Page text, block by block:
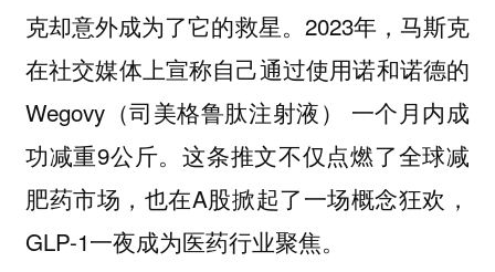
克却意外成为了它的救星。2023年，马斯克
在社交媒体上宣称自己通过使用诺和诺德的
Wegovy（司美格鲁肽注射液） 一个月内成
功减重9公斤。这条推文不仅点燃了全球减
肥药市场，也在A股掀起了一场概念狂欢，
GLP-1一夜成为医药行业聚焦。